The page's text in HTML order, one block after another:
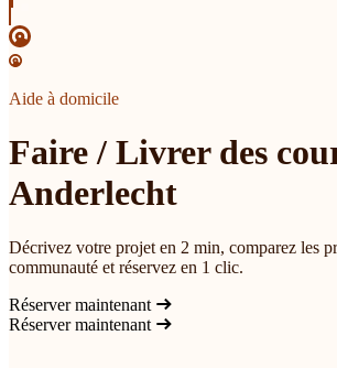
Aide à domicile
Faire / Livrer des
Anderlecht
Décrivez votre projet en 2 min, comparez les
communauté et réservez en 1 clic.
Réserver maintenant
Réserver maintenant